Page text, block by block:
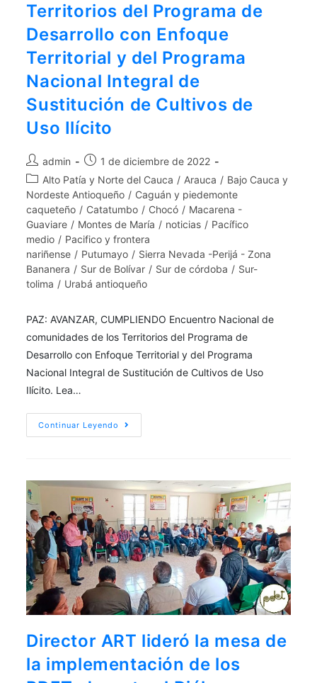
Territorios del Programa de
Desarrollo con Enfoque
Territorial y del Programa
Nacional Integral de
Sustitución de Cultivos de
Uso Ilícito
admin
1 de diciembre de 2022
Alto Patía y Norte del Cauca / Arauca / Bajo Cauca y
Nordeste Antioqueño / Caguán y piedemonte
caqueteño / Catatumbo / Chocó / Macarena -
Guaviare / Montes de María / noticias / Pacífico
medio / Pacifico y frontera
nariñense / Putumayo / Sierra Nevada -Perijá - Zona
Bananera / Sur de Bolívar / Sur de córdoba / Sur-
tolima / Urabá antioqueño
PAZ: AVANZAR, CUMPLIENDO Encuentro Nacional de
comunidades de los Territorios del Programa de
Desarrollo con Enfoque Territorial y del Programa
Nacional Integral de Sustitución de Cultivos de Uso
Ilícito. Lea…
Continuar Leyendo
Director ART lideró la mesa de
la implementación de los